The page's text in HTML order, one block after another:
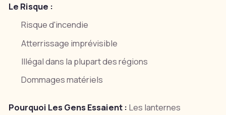
Le Risque :
Risque d'incendie
Atterrissage imprévisible
Illégal dans la plupart des régions
Dommages matériels
Pourquoi Les Gens Essaient : Les lanternes